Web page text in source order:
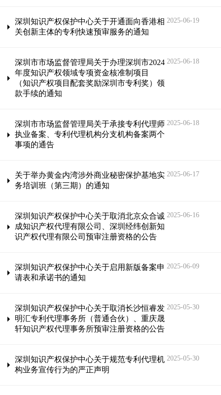
深圳知识产权保护中心关于开通面向香港相
关创新主体的专利快速预审服务的通知
2025-06-19
深圳市市场监督管理局关于办理深圳市2024
年度知识产权领域专项资金核准制项目
（知识产权项目配套奖励深圳市专利奖）领
款手续的通知
2025-06-18
深圳市市场监督管理局关于承接专利代理师
执业备案、专利代理机构分支机构备案两个
事项的通告
2025-06-18
关于举办黄金内湾涉外商业秘密保护基地实
务培训班（第三期）的通知
2025-06-17
深圳知识产权保护中心关于取消北京众合诚
成知识产权代理有限公司、深圳经纬创新知
识产权代理有限公司预审注册资格的公告
2025-06-16
深圳知识产权保护中心关于启用新版备案申
请表和承诺书的通知
2025-06-09
深圳知识产权保护中心关于取消长沙恒睿发
明汇专利代理事务所（普通合伙）、重庆晟
轩知识产权代理事务所预审注册资格的公告
2025-05-30
深圳知识产权保护中心关于规范专利代理机
构业务宣传行为的严正声明
2025-05-30